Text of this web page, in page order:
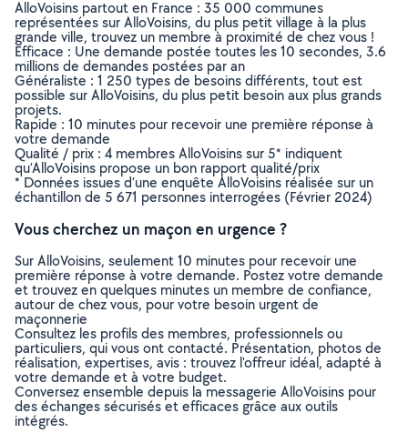
AlloVoisins partout en France : 35 000 communes
représentées sur AlloVoisins, du plus petit village à la plus
grande ville, trouvez un membre à proximité de chez vous !
Efficace : Une demande postée toutes les 10 secondes, 3.6
millions de demandes postées par an
Généraliste : 1 250 types de besoins différents, tout est
possible sur AlloVoisins, du plus petit besoin aux plus grands
projets.
Rapide : 10 minutes pour recevoir une première réponse à
votre demande
Qualité / prix : 4 membres AlloVoisins sur 5* indiquent
qu’AlloVoisins propose un bon rapport qualité/prix
* Données issues d’une enquête AlloVoisins réalisée sur un
échantillon de 5 671 personnes interrogées (Février 2024)
Vous cherchez un maçon en urgence ?
Sur AlloVoisins, seulement 10 minutes pour recevoir une
première réponse à votre demande. Postez votre demande
et trouvez en quelques minutes un membre de confiance,
autour de chez vous, pour votre besoin urgent de
maçonnerie
Consultez les profils des membres, professionnels ou
particuliers, qui vous ont contacté. Présentation, photos de
réalisation, expertises, avis : trouvez l'offreur idéal, adapté à
votre demande et à votre budget.
Conversez ensemble depuis la messagerie AlloVoisins pour
des échanges sécurisés et efficaces grâce aux outils
intégrés.